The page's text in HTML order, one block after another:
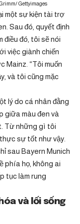
Gettyimages
một sự kiện tài trợ
Sau đó, quyết định
điều đó, tôi sẽ nói
việc giành chiến
Mainz. “Tôi muốn
và tôi cũng mặc
lý do cá nhân đằng
giữa màu đen và
Từ những gì tôi
sự tốt như vậy.
sau Bayern Munich
phía họ, không ai
tục làm rung
và lối sống